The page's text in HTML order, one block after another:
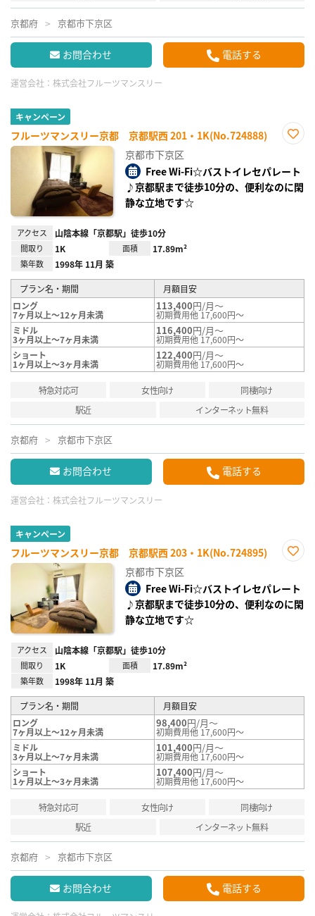
京都府 京都市下京区
お問合わせ 電話する
運営会社： 株式会社フルーツマンスリー
キャンペーン
フルーツマンスリー京都 京都駅西 201・1K(No.724888)
り登
録
京都市下京区
Free Wi-Fi☆バストイレセパレート
♪京都駅まで徒歩10分の、便利なのに閑
静な立地です☆
アクセス 山陰本線「京都駅」徒歩10分
間取り 1K 面積 17.89m²
築年数 1998年 11月 築
プラン名・期間
月額目安
ロング
7ヶ月以上～12ヶ月未満
113,400円/月～
初期費用他 17,600円～
ミドル
3ヶ月以上～7ヶ月未満
116,400円/月～
初期費用他 17,600円～
ショート
1ヶ月以上～3ヶ月未満
122,400円/月～
初期費用他 17,600円～
特急対応可 女性向け
同棲向け
駅近
インターネット無料
京都府 京都市下京区
お問合わせ 電話する
運営会社： 株式会社フルーツマンスリー
キャンペーン
フルーツマンスリー京都 京都駅西 203・1K(No.724895)
り登
京都市下京区
Free Wi-Fi☆バストイレセパレート
♪京都駅まで徒歩10分の、便利なのに閑
静な立地です☆
アクセス 山陰本線「京都駅」徒歩10分
間取り 1K 面積 17.89m²
築年数 1998年 11月 築
プラン名・期間
月額目安
ロング
7ヶ月以上～12ヶ月未満
98,400円/月～
初期費用他 17,600円～
ミドル
3ヶ月以上～7ヶ月未満
101,400円/月～
初期費用他 17,600円～
ショート
1ヶ月以上～3ヶ月未満
107,400円/月～
初期費用他 17,600円～
特急対応可 女性向け
同棲向け
駅近
インターネット無料
京都府 京都市下京区
お問合わせ 電話する